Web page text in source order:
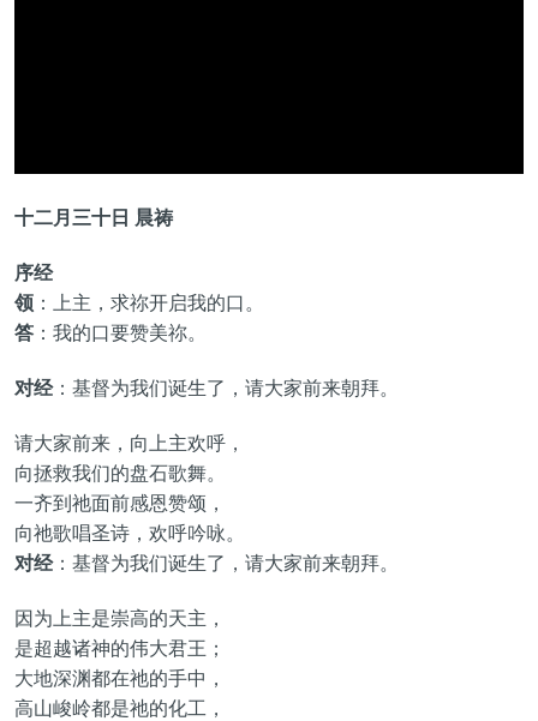
十二月三十日 晨祷
序经
领：上主，求祢开启我的口。
答：我的口要赞美祢。
对经：基督为我们诞生了，请大家前来朝拜。
请大家前来，向上主欢呼，
向拯救我们的盘石歌舞。
一齐到祂面前感恩赞颂，
向祂歌唱圣诗，欢呼吟咏。
对经：基督为我们诞生了，请大家前来朝拜。
因为上主是崇高的天主，
是超越诸神的伟大君王；
大地深渊都在祂的手中，
高山峻岭都是祂的化工，